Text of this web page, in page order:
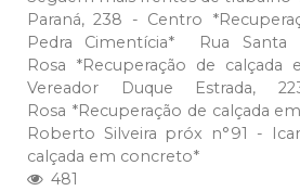
Paraná, 238 - Centro
Pedra Cimentícia* Rua Santa
Rosa *Recuperação de
Vereador Duque Estrada,
Rosa *Recuperação de calçada
Roberto Silveira próx n°91 -
calçada em concreto*
481